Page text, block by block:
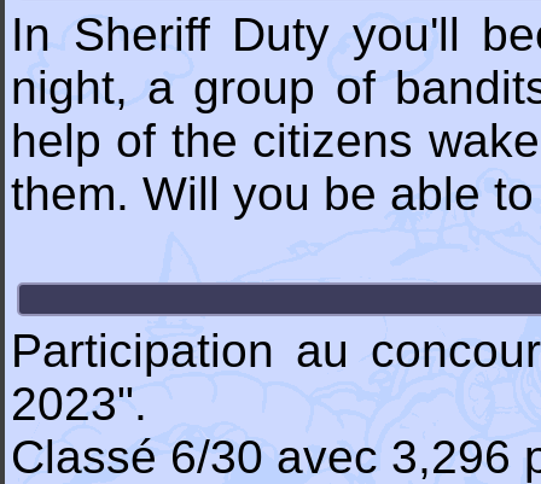
In Sheriff Duty you'll
night, a group of
help of the citizens
them. Will you be able
Participation au
2023".
Classé 6/30 avec 3,296